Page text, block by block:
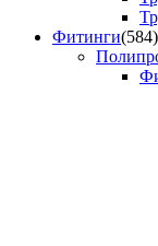
Фитинги(584)